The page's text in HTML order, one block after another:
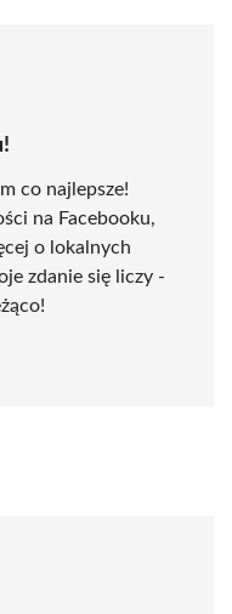
co najlepsze!
na Facebooku,
o lokalnych
zdanie się liczy -